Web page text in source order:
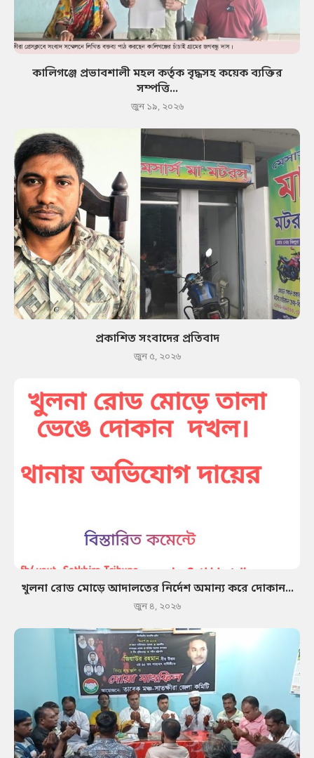
কালিগঞ্জে প্রভাবশালী মহল কর্তৃক বৃদ্ধসহ কয়েক ব্যক্তির
সম্পত্তি...
জুন ১৯, ২০২৬
প্রকাশিত সংবাদের প্রতিবাদ
জুন ৫, ২০২৬
খুলনা রোড মোড়ে আদালতের নির্দেশ অমান্য করে দোকান...
জুন ৪, ২০২৬